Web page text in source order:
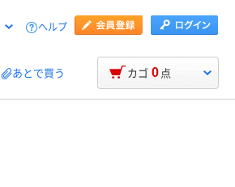
ヘルプ
あとで買う カゴ 0 点